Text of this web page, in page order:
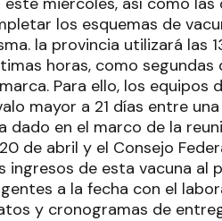
los esquemas de
la provincia utilizará las
horas, como segundas
Para ello, los equipos
mayor a 21 días entre
dado en el marco de la
de abril y el Consejo
ingresos de esta vacuna al
a la fecha con el
y cronogramas de